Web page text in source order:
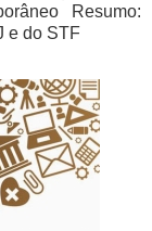
Resumo:
e do STF